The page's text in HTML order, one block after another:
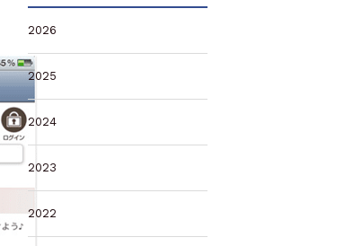
2026
2025
2024
2023
2022